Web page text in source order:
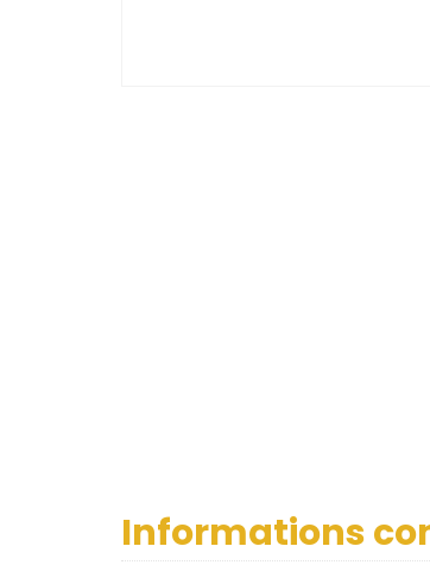
Informations